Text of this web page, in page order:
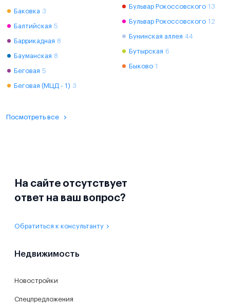
Баковка 3
Балтийская 5
Баррикадная 8
Бауманская 8
Беговая 5
Беговая (МЦД - 1) 3
Бульвар Рокоссовского 13
Бульвар Рокоссовского 12
Бунинская аллея 44
Бутырская 6
Быково 1
Посмотреть все
На сайте отсутствует
ответ на ваш вопрос?
Обратиться к консультанту
Недвижимость
Новостройки
Спецпредложения